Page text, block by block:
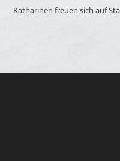
Katharinen freuen sich auf